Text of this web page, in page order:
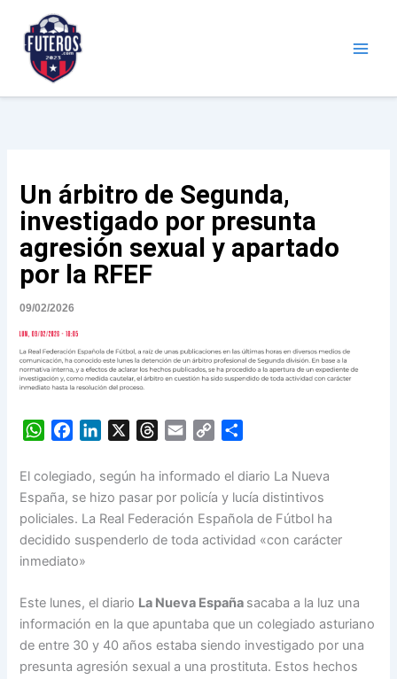
contenido
Un árbitro de Segunda,
investigado por presunta
agresión sexual y apartado
por la RFEF
09/02/2026
W
a
t
s
A
p
c
e
b
o
o
n
k
e
d
r
e
a
d
a
i
l
C
p
y
L
i
a
r
e
El colegiado, según ha informado el diario La Nueva
España, se hizo pasar por policía y lucía distintivos
policiales. La Real Federación Española de Fútbol ha
decidido suspenderlo de toda actividad «con carácter
inmediato»
Este lunes, el diario La Nueva España sacaba a la luz una
información en la que apuntaba que un colegiado asturiano
de entre 30 y 40 años estaba siendo investigado por una
presunta agresión sexual a una prostituta. Estos hechos